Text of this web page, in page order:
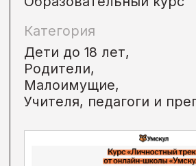
Некоммерческий проект Сбера.
Цель проекта:помочь взрослым
и педагогам с помощью ведущих
экспертов в сфере
нейрофизиологии и педагогики
(Татьяной Черниговской и Еленой
Казаковой), превратить обучение в
стиль жизни.
Данный курс помогает разобраться
в современных методиках
саморазвития, создать стратегию